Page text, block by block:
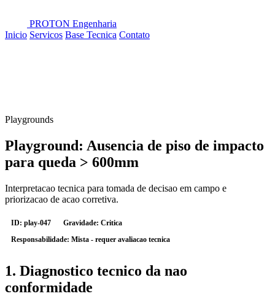
PROTON Engenharia
Inicio Servicos Base Tecnica Contato
Playgrounds
Playground: Ausencia de piso de impacto
para queda > 600mm
Interpretacao tecnica para tomada de decisao em campo e
priorizacao de acao corretiva.
ID: play-047
Gravidade: Critica
Responsabilidade: Mista - requer avaliacao tecnica
1. Diagnostico tecnico da nao
conformidade